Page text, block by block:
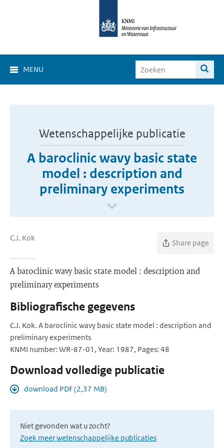
MENU
Wetenschappelijke publicatie
A baroclinic wavy basic state
model : description and
preliminary experiments
C.J. Kok
Share page
A baroclinic wavy basic state model : description and
preliminary experiments
Bibliografische gegevens
C.J. Kok. A baroclinic wavy basic state model : description and
preliminary experiments
KNMI number: WR-87-01, Year: 1987, Pages: 48
Download volledige publicatie
download PDF (2,37 MB)
Niet gevonden wat u zocht?
Zoek meer wetenschappelijke publicaties